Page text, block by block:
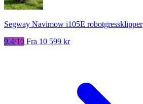
Segway Navimow i105E robotgressklipper
9.4/10 Fra 10 599 kr